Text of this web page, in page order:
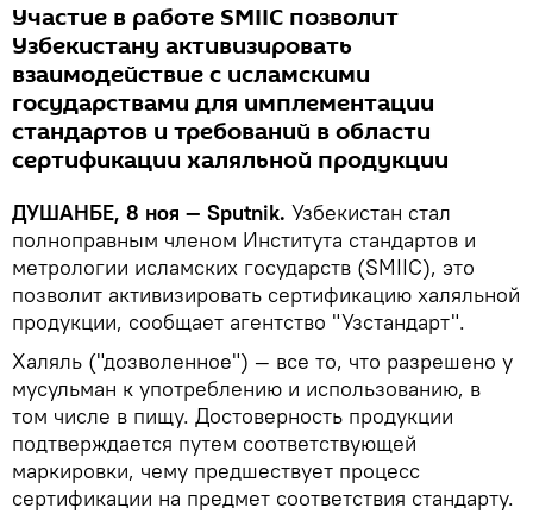
Участие в работе SMIIC позволит
Узбекистану активизировать
взаимодействие с исламскими
государствами для имплементации
стандартов и требований в области
сертификации халяльной продукции
ДУШАНБЕ, 8 ноя — Sputnik. Узбекистан стал
полноправным членом Института стандартов и
метрологии исламских государств (SMIIC), это
позволит активизировать сертификацию халяльной
продукции, сообщает агентство "Узстандарт".
Халяль ("дозволенное") — все то, что разрешено у
мусульман к употреблению и использованию, в
том числе в пищу. Достоверность продукции
подтверждается путем соответствующей
маркировки, чему предшествует процесс
сертификации на предмет соответствия стандарту.